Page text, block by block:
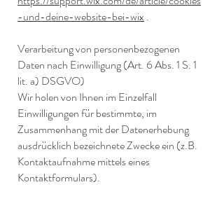
-und-deine-website-bei-wix .
Verarbeitung von personenbezogenen
Daten nach Einwilligung (Art. 6 Abs. 1 S. 1
lit. a) DSGVO)
Wir holen von Ihnen im Einzelfall
Einwilligungen für bestimmte, im
Zusammenhang mit der Datenerhebung
ausdrücklich bezeichnete Zwecke ein (z.B.
Kontaktaufnahme mittels eines
Kontaktformulars).